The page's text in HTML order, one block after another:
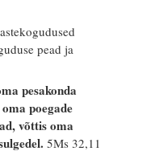
pead ja
pesakonda
poegade
võttis oma
5Ms 32,11